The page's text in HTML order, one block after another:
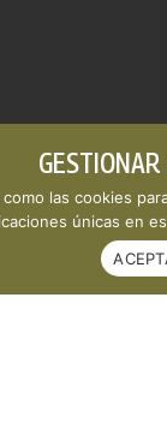
PDF
las cookies
únicas en